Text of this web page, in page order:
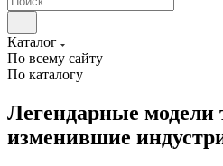
Каталог
По всему сайту
По каталогу
Легендарные модели
изменившие